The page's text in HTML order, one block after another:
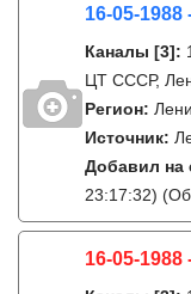
16-05-1988
Каналы [3]:
ЦТ СССР,
Регион:
Источник:
Добавил на
23:17:32)
16-05-1988